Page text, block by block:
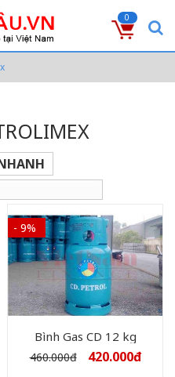
0
- 9%
Bình Gas CD 12 kg
460.000đ 420.000đ